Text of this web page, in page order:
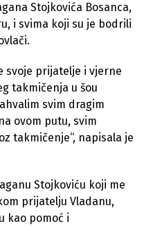
Stojkovića Bosanca,
i svima koji su je bodrili
svoje prijatelje i vjerne
takmičenja u šou
svim dragim
ovom putu, svim
takmičenje“, napisala je
Stojkoviću koji me
prijatelju Vladanu,
kao pomoć i